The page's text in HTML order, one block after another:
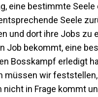
eine bestimmte
Seele
und dort ihre Jobs zu
bekommt, eine
Bosskampf erledigt
wir
in Frage kommt